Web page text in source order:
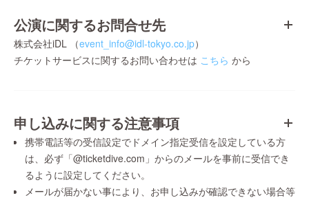
公演に関するお問合せ先
株式会社iDL （event_info@idl-tokyo.co.jp）
チケットサービスに関するお問い合わせは こちら から
申し込みに関する注意事項
携帯電話等の受信設定でドメイン指定受信を設定している方
は、必ず「@ticketdive.com」からのメールを事前に受信でき
るように設定してください。
メールが届かない事により、お申し込みが確認できない場合等